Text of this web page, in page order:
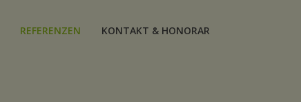
REFERENZEN KONTAKT & HONORAR